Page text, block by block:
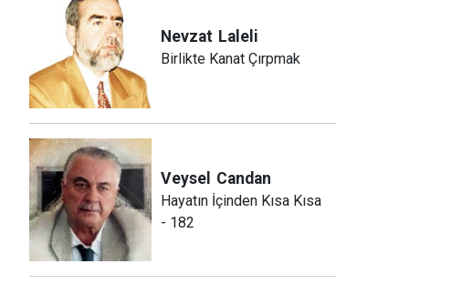
Nevzat Laleli
Birlikte Kanat Çırpmak
Veysel Candan
Hayatın İçinden Kısa Kısa
- 182